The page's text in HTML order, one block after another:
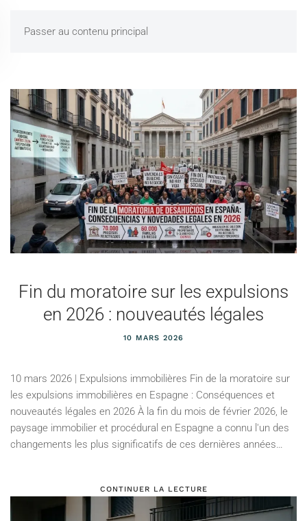
Passer au contenu principal
Fin du moratoire sur les expulsions
en 2026 : nouveautés légales
10 MARS 2026
10 mars 2026 | Expulsions immobilières Fin de la moratoire sur
les expulsions immobilières en Espagne : Conséquences et
nouveautés légales en 2026 À la fin du mois de février 2026, le
paysage immobilier et procédural en Espagne a connu l'un des
changements les plus significatifs de ces dernières années…
CONTINUER LA LECTURE